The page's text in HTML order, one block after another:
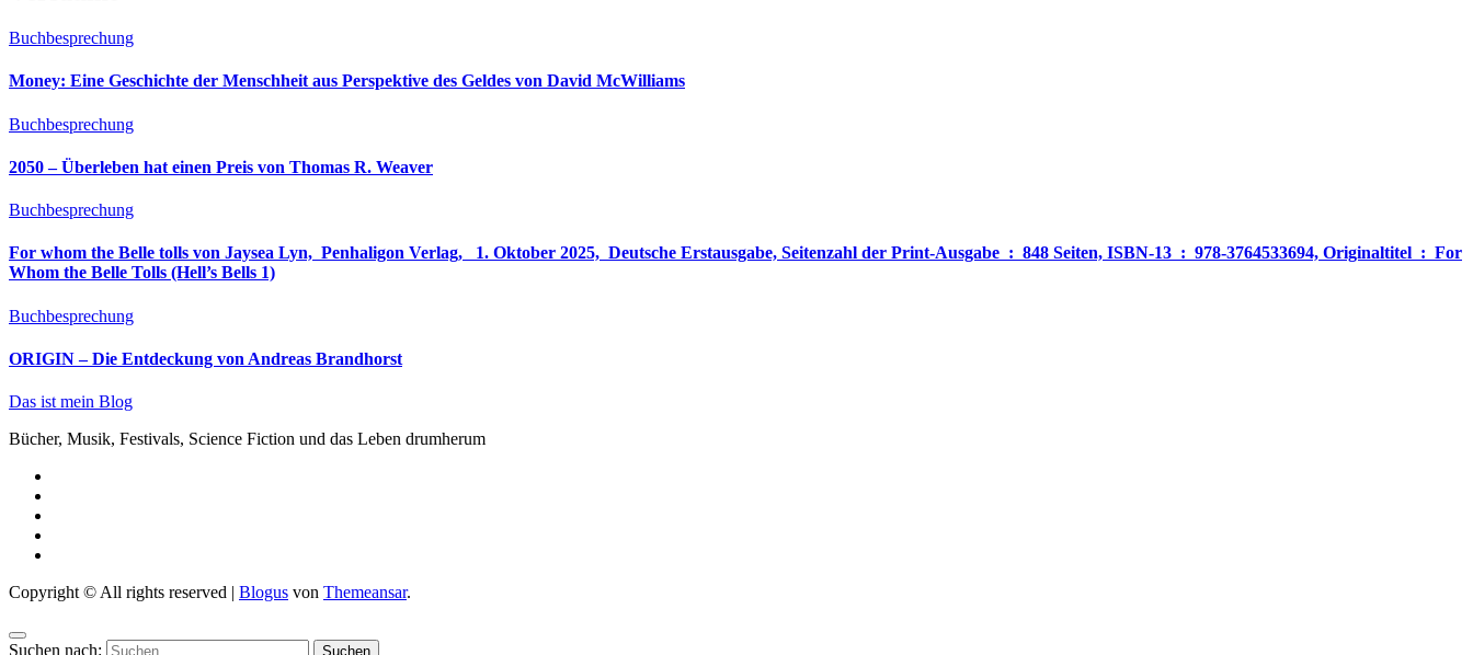
Buchbesprechung
Money: Eine Geschichte der Menschheit aus Perspektive des Geldes von David McWilliams
Buchbesprechung
2050 – Überleben hat einen Preis von Thomas R. Weaver
Buchbesprechung
For whom the Belle tolls von Jaysea Lyn, ‎ Penhaligon Verlag, ‎ 1. Oktober 2025, ‎ Deutsche Erstausgabe, Seitenzahl der Print-Ausgabe ‏ : ‎ 848 Seiten, ISBN-13 ‏ : ‎ 978-3764533694, Originaltitel ‏ : ‎ For
Whom the Belle Tolls (Hell’s Bells 1)
Buchbesprechung
ORIGIN – Die Entdeckung von Andreas Brandhorst
Das ist mein Blog
Bücher, Musik, Festivals, Science Fiction und das Leben drumherum
Copyright © All rights reserved | Blogus von Themeansar.
Suchen nach: